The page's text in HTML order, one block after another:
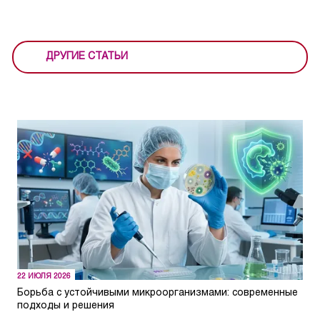
ДРУГИЕ СТАТЬИ
22 ИЮЛЯ 2026
Борьба с устойчивыми микроорганизмами: современные
подходы и решения